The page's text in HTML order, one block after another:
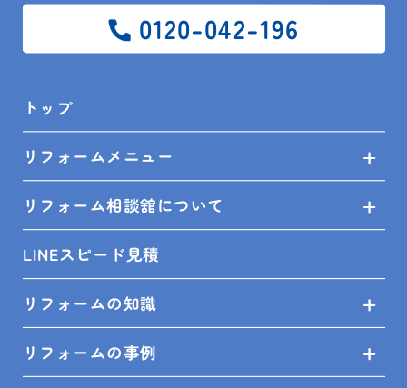
トップ
リフォームメニュー
リフォーム相談舘について
LINEスピード見積
リフォームの知識
リフォームの事例
0120-042-196
メイト訪問日記 2024.04.08